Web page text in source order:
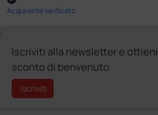
Acquirente verificato
;
Iscriviti alla newsletter e
sconto di benvenuto
Iscriviti